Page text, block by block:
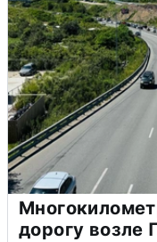
дорогу возле